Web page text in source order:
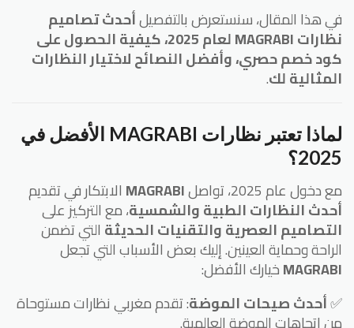
في هذا المقال، سنستعرض بالتفصيلأحدث تصاميم
نظارات MAGRABI لعام 2025، كيفية الحصول على
كود خصم حصري، وأفضل النصائح لاختيار النظارات
المثالية لك.
لماذا تعتبر نظارات MAGRABI الأفضل في
2025؟
مع دخول عام 2025، تواصل MAGRABI الابتكار في تقديم
أحدث النظارات الطبية والشمسية، مع التركيز على
التصاميم العصرية والتقنيات الحديثة التي تضمن
الراحة وحماية العينين. إليك بعض الأسباب التي تجعل
MAGRABIخيارك الأفضل:
✅أحدث صيحات الموضة: تقدم مغربي نظارات مستوحاة